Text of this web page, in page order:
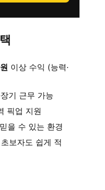
이상 수익 (능력·
기 근무 가능
픽업 지원
을 수 있는 환경
보자도 쉽게 적